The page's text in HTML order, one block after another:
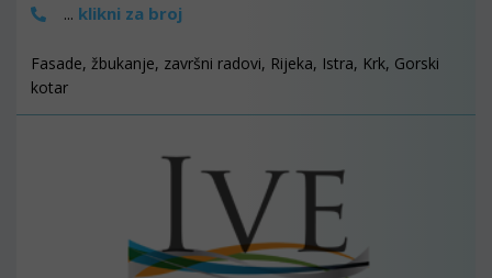
... klikni za broj
Fasade, žbukanje, završni radovi, Rijeka, Istra, Krk, Gorski
kotar